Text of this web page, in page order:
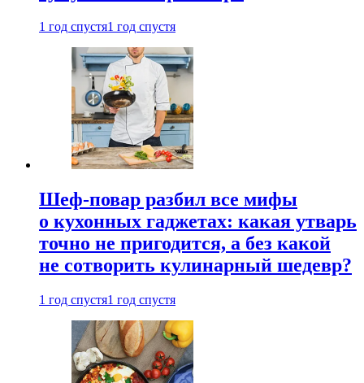
1 год спустя1 год спустя
Шеф-повар разбил все мифы
о кухонных гаджетах: какая утварь
точно не пригодится, а без какой
не сотворить кулинарный шедевр?
1 год спустя1 год спустя